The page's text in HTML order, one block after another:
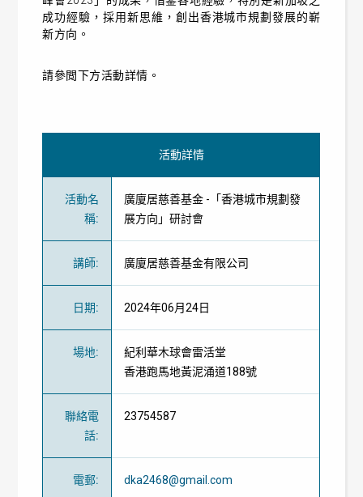
成功經驗，採用新思維，創出香港城市規劃發展的嶄
新方向。
請參閲下方活動詳情。
活動詳情
活動名
稱:
廣廈居慈善基金 -「香港城市規劃發
展方向」研討會
講師: 廣廈居慈善基金有限公司
日期: 2024年06月24日
場地:
紀利華木球會雷活堂
香港跑馬地黃泥涌道188號
聯絡電
話:
23754587
電郵: dka2468@gmail.com